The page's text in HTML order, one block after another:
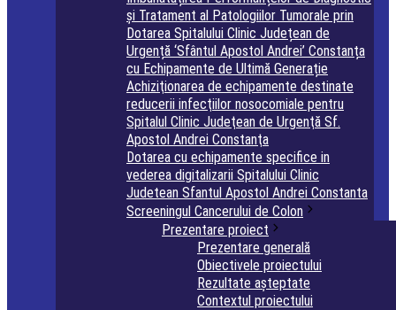
și Tratament al Patologiilor Tumorale prin
Dotarea Spitalului Clinic Județean de
Urgență ‘Sfântul Apostol Andrei’ Constanța
cu Echipamente de Ultimă Generație
Achiziţionarea de echipamente destinate
reducerii infecţiilor nosocomiale pentru
Spitalul Clinic Judeţean de Urgenţă Sf.
Apostol Andrei Constanţa
Dotarea cu echipamente specifice in
vederea digitalizarii Spitalului Clinic
Judetean Sfantul Apostol Andrei Constanta
Screeningul Cancerului de Colon
Prezentare proiect
Prezentare generală
Obiectivele proiectului
Rezultate așteptate
Contextul proiectului